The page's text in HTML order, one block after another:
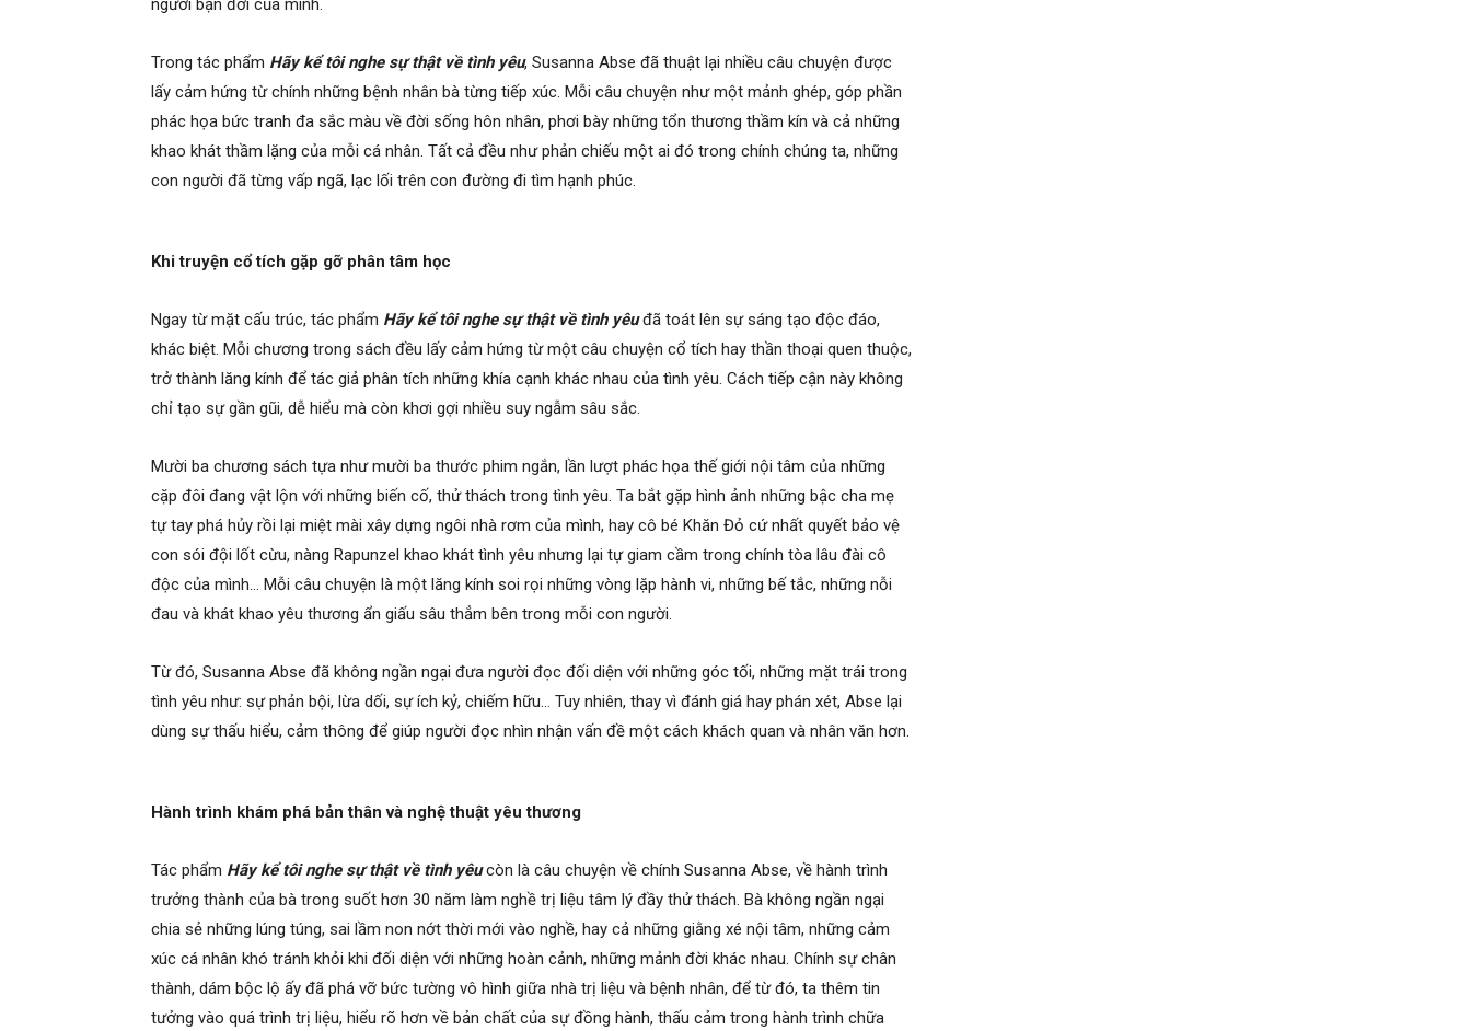
người bạn đời của mình.
Trong tác phẩm Hãy kể tôi nghe sự thật về tình yêu, Susanna Abse đã thuật lại nhiều câu chuyện được
lấy cảm hứng từ chính những bệnh nhân bà từng tiếp xúc. Mỗi câu chuyện như một mảnh ghép, góp phần
phác họa bức tranh đa sắc màu về đời sống hôn nhân, phơi bày những tổn thương thầm kín và cả những
khao khát thầm lặng của mỗi cá nhân. Tất cả đều như phản chiếu một ai đó trong chính chúng ta, những
con người đã từng vấp ngã, lạc lối trên con đường đi tìm hạnh phúc.
Khi truyện cổ tích gặp gỡ phân tâm học
Ngay từ mặt cấu trúc, tác phẩm Hãy kể tôi nghe sự thật về tình yêuđã toát lên sự sáng tạo độc đáo,
khác biệt. Mỗi chương trong sách đều lấy cảm hứng từ một câu chuyện cổ tích hay thần thoại quen thuộc,
trở thành lăng kính để tác giả phân tích những khía cạnh khác nhau của tình yêu. Cách tiếp cận này không
chỉ tạo sự gần gũi, dễ hiểu mà còn khơi gợi nhiều suy ngẫm sâu sắc.
Mười ba chương sách tựa như mười ba thước phim ngắn, lần lượt phác họa thế giới nội tâm của những
cặp đôi đang vật lộn với những biến cố, thử thách trong tình yêu. Ta bắt gặp hình ảnh những bậc cha mẹ
tự tay phá hủy rồi lại miệt mài xây dựng ngôi nhà rơm của mình, hay cô bé Khăn Đỏ cứ nhất quyết bảo vệ
con sói đội lốt cừu, nàng Rapunzel khao khát tình yêu nhưng lại tự giam cầm trong chính tòa lâu đài cô
độc của mình… Mỗi câu chuyện là một lăng kính soi rọi những vòng lặp hành vi, những bế tắc, những nỗi
đau và khát khao yêu thương ẩn giấu sâu thẳm bên trong mỗi con người.
Từ đó, Susanna Abse đã không ngần ngại đưa người đọc đối diện với những góc tối, những mặt trái trong
tình yêu như: sự phản bội, lừa dối, sự ích kỷ, chiếm hữu… Tuy nhiên, thay vì đánh giá hay phán xét, Abse lại
dùng sự thấu hiểu, cảm thông để giúp người đọc nhìn nhận vấn đề một cách khách quan và nhân văn hơn.
Hành trình khám phá bản thân và nghệ thuật yêu thương
Tác phẩm Hãy kể tôi nghe sự thật về tình yêucòn là câu chuyện về chính Susanna Abse, về hành trình
trưởng thành của bà trong suốt hơn 30 năm làm nghề trị liệu tâm lý đầy thử thách. Bà không ngần ngại
chia sẻ những lúng túng, sai lầm non nớt thời mới vào nghề, hay cả những giằng xé nội tâm, những cảm
xúc cá nhân khó tránh khỏi khi đối diện với những hoàn cảnh, những mảnh đời khác nhau. Chính sự chân
thành, dám bộc lộ ấy đã phá vỡ bức tường vô hình giữa nhà trị liệu và bệnh nhân, để từ đó, ta thêm tin
tưởng vào quá trình trị liệu, hiểu rõ hơn về bản chất của sự đồng hành, thấu cảm trong hành trình chữa